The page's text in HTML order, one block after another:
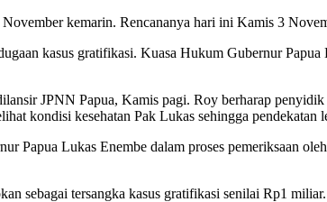
kemarin. Rencananya hari ini Kamis 3
kasus gratifikasi. Kuasa Hukum Gubernur
JPNN Papua, Kamis pagi. Roy berharap
kondisi kesehatan Pak Lukas sehingga pendekatan
Papua Lukas Enembe dalam proses pemeriksaan
sebagai tersangka kasus gratifikasi senilai Rp1 miliar.